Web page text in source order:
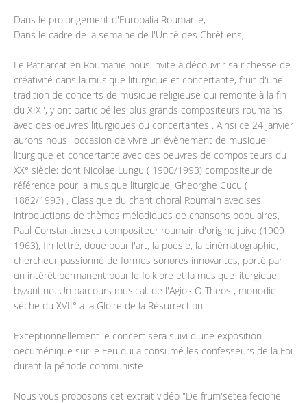
Dans le prolongement d'Europalia Roumanie,
Dans le cadre de la semaine de l'Unité des Chrétiens,
Le Patriarcat en Roumanie nous invite à découvrir sa richesse de
créativité dans la musique liturgique et concertante, fruit d'une
tradition de concerts de musique religieuse qui remonte à la fin
du XIX°, y ont participé les plus grands compositeurs roumains
avec des oeuvres liturgiques ou concertantes . Ainsi ce 24 janvier
aurons nous l'occasion de vivre un évènement de musique
liturgique et concertante avec des oeuvres de compositeurs du
XX° siècle: dont Nicolae Lungu ( 1900/1993) compositeur de
référence pour la musique liturgique, Gheorghe Cucu (
1882/1993) , Classique du chant choral Roumain avec ses
introductions de thèmes mélodiques de chansons populaires,
Paul Constantinescu compositeur roumain d'origine juive (1909
1963), fin lettré, doué pour l'art, la poésie, la cinématographie,
chercheur passionné de formes sonores innovantes, porté par
un intérêt permanent pour le folklore et la musique liturgique
byzantine. Un parcours musical: de l'Agios O Theos , monodie
sèche du XVII° à la Gloire de la Résurrection.
Exceptionnellement le concert sera suivi d'une exposition
oecuménique sur le Feu qui a consumé les confesseurs de la Foi
durant la période communiste .
Nous vous proposons cet extrait vidéo "De frum'setea fecioriei